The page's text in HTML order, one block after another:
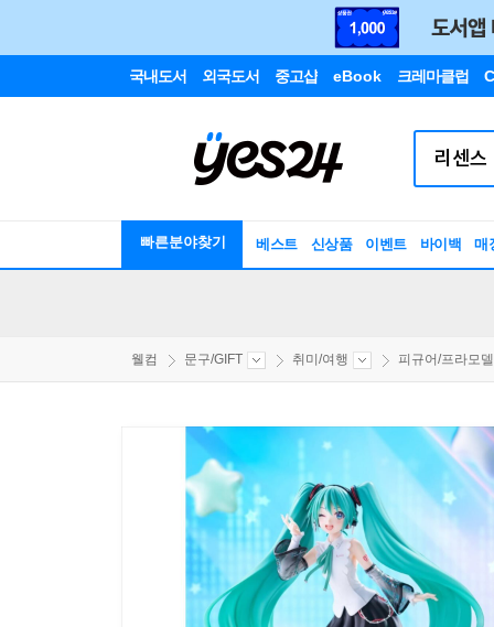
국내도서 외국도서 중고샵 eBook 크레마클럽
빠른분야찾기 베스트 신상품 이벤트 바이백 매
웰컴 문구/GIFT 취미/여행 피규어/프라모델